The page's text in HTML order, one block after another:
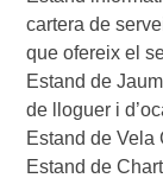
cartera de
que ofereix el
Estand de
de lloguer i
Estand de Vela
Estand de